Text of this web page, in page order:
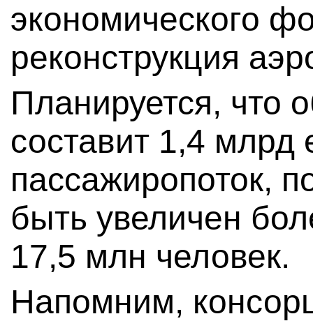
экономического
реконструкция
Планируется, что
составит 1,4 млрд
пассажиропоток,
быть увеличен
17,5 млн человек.
Напомним,